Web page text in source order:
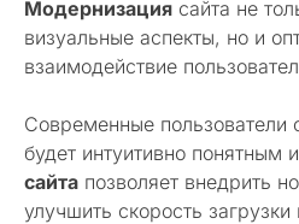
Модернизация сайта не
визуальные аспекты, но и
взаимодействие
Современные пользователи
будет интуитивно понятным
сайта позволяет внедрить
улучшить скорость загрузки